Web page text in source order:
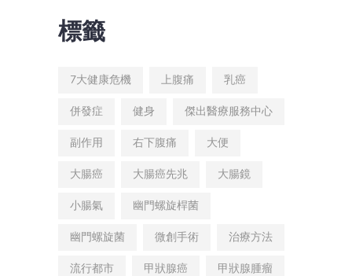
標籤
7大健康危機 上腹痛 乳癌
併發症 健身 傑出醫療服務中心
副作用 右下腹痛 大便
大腸癌 大腸癌先兆 大腸鏡
小腸氣 幽門螺旋桿菌
幽門螺旋菌 微創手術 治療方法
流行都市 甲狀腺癌 甲狀腺腫瘤